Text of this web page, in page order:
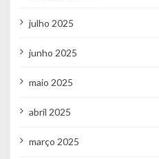
julho 2025
junho 2025
maio 2025
abril 2025
março 2025